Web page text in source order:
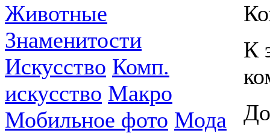
Животные
Знаменитости
Искусство Комп.
искусство Макро
Мобильное фото Мода
К